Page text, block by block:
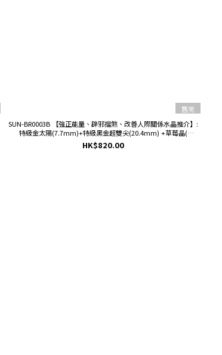
售完
SUN-BR0003B 【強正能量、辟邪擋煞、改善人際關係水晶推介】:
特級金太陽(7.7mm)+特級黑金超雙尖(20.4mm) +草莓晶(
8.7mm)+薰衣草紫晶 (8.3mm)+粉晶桶珠(14.5mm)手鏈
HK$820.00